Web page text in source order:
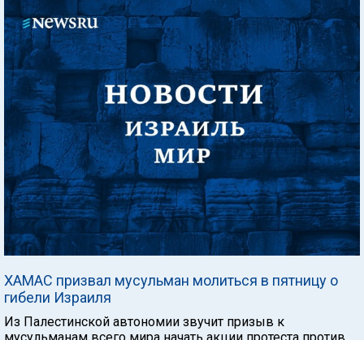
ХАМАС призвал мусульман молиться в пятницу о
гибели Израиля
Из Палестинской автономии звучит призыв к